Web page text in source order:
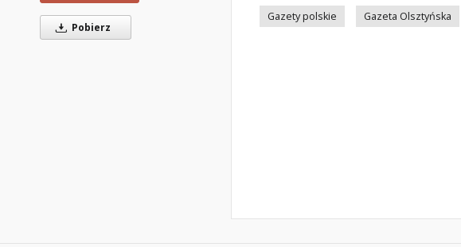
Pobierz
Gazety polskie
Gazeta Olsztyńska